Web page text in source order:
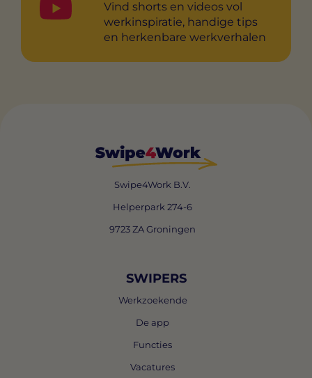
Vind shorts en videos vol
werkinspiratie, handige tips
en herkenbare werkverhalen
Swipe4Work B.V.
Helperpark 274-6
9723 ZA Groningen
SWIPERS
Werkzoekende
De app
Functies
Vacatures